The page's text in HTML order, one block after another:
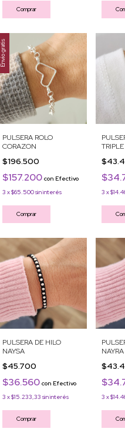
Comprar
Envío gratis
PULSERA ROLO
CORAZON
$196.500
$157.200 con Efectivo
3 x$65.500sin interés
Comprar
3 x
PULSERA DE HILO
NAYSA
$45.700
$36.560 con Efectivo
3 x$15.233,33 sin interés
Comprar
NAYRA
3 x